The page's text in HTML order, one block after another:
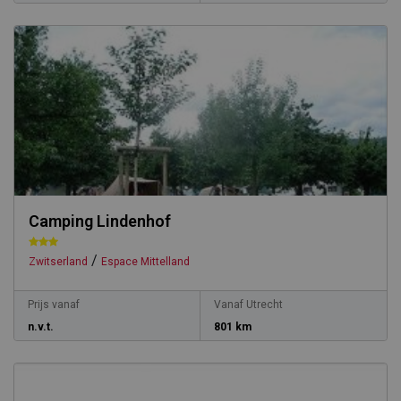
Camping Lindenhof
Zwitserland / Espace Mittelland
Prijs vanaf
n.v.t.
Vanaf Utrecht
801 km